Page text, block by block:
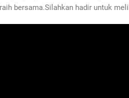
bersama.Silahkan hadir untuk